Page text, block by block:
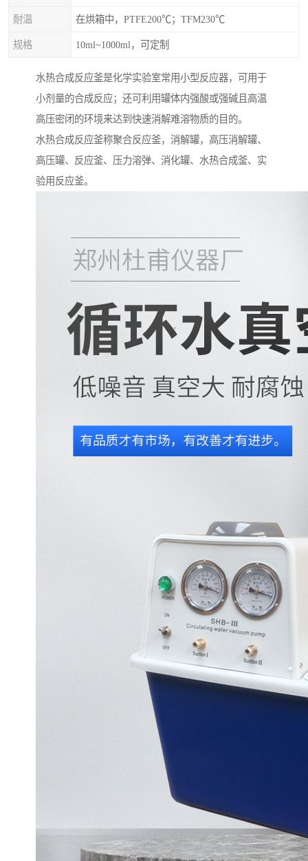
耐温 在烘箱中，PTFE200℃；TFM230℃
规格 10ml~1000ml，可定制
水热合成反应釜是化学实验室常用小型反应器，可用于
小剂量的合成反应；还可利用罐体内强酸或强碱且高温
高压密闭的环境来达到快速消解难溶物质的目的。
水热合成反应釜称聚合反应釜，消解罐，高压消解罐、
高压罐、反应釜、压力溶弹、消化罐、水热合成釜、实
验用反应釜。